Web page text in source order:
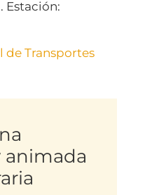
Estación:
de Transportes
animada